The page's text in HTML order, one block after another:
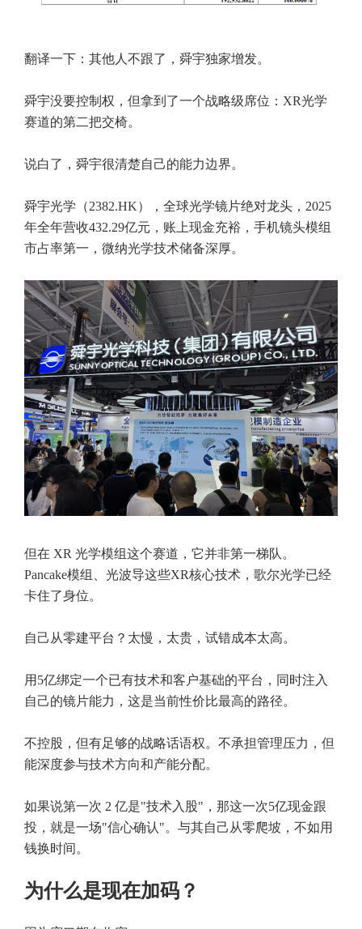
翻译一下：其他人不跟了，舜宇独家增发。
舜宇没要控制权，但拿到了一个战略级席位：XR光学
赛道的第二把交椅。
说白了，舜宇很清楚自己的能力边界。
舜宇光学（2382.HK），全球光学镜片绝对龙头，2025
年全年营收432.29亿元，账上现金充裕，手机镜头模组
市占率第一，微纳光学技术储备深厚。
但在 XR 光学模组这个赛道，它并非第一梯队。
Pancake模组、光波导这些XR核心技术，歌尔光学已经
卡住了身位。
自己从零建平台？太慢，太贵，试错成本太高。
用5亿绑定一个已有技术和客户基础的平台，同时注入
自己的镜片能力，这是当前性价比最高的路径。
不控股，但有足够的战略话语权。不承担管理压力，但
能深度参与技术方向和产能分配。
如果说第一次 2 亿是"技术入股"，那这一次5亿现金跟
投，就是一场"信心确认"。与其自己从零爬坡，不如用
钱换时间。
为什么是现在加码？